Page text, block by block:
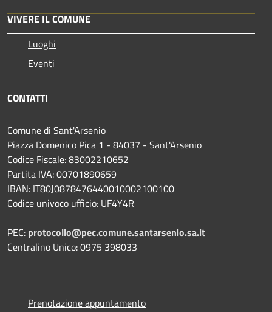
VIVERE IL COMUNE
Luoghi
Eventi
CONTATTI
Comune di Sant'Arsenio
Piazza Domenico Pica 1 - 84037 - Sant'Arsenio
Codice Fiscale: 83002210652
Partita IVA: 00701890659
IBAN: IT80J0878476440010002100100
Codice univoco ufficio: UF4Y4R
PEC: protocollo@pec.comune.santarsenio.sa.it
Centralino Unico: 0975 398033
Prenotazione appuntamento